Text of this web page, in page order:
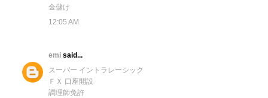
金儲け
12:05 AM
emi said...
スーパー イントラレーシック
ＦＸ 口座開設
調理師免許